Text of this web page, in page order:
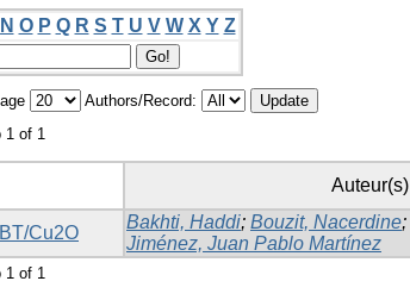
N O P Q R S T U V W X Y Z
Authors/Record:
1 of 1
Auteur(s)
Cu2O
Bakhti, Haddi; Bouzit, Nacerdine;
Jiménez, Juan Pablo Martínez
1 of 1